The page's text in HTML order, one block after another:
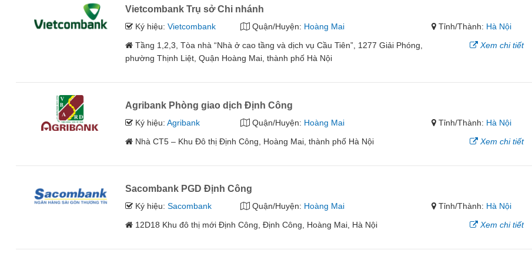
Vietcombank Trụ sở Chi nhánh
Ký hiệu:Vietcombank Quận/Huyện: Hoàng Mai Tỉnh/Thành: Hà Nội
Tầng 1,2,3, Tòa nhà “Nhà ở cao tầng và dịch vụ Cầu Tiên”, 1277 Giải Phóng,
phường Thịnh Liệt, Quận Hoàng Mai, thành phố Hà Nội
Xem chi tiết
Agribank Phòng giao dịch Định Công
Ký hiệu:Agribank Quận/Huyện: Hoàng Mai Tỉnh/Thành: Hà Nội
Nhà CT5 – Khu Đô thị Định Công, Hoàng Mai, thành phố Hà Nội
Xem chi tiết
Sacombank PGD Định Công
Ký hiệu:Sacombank Quận/Huyện: Hoàng Mai Tỉnh/Thành: Hà Nội
12D18 Khu đô thị mới Định Công, Định Công, Hoàng Mai, Hà Nội
Xem chi tiết